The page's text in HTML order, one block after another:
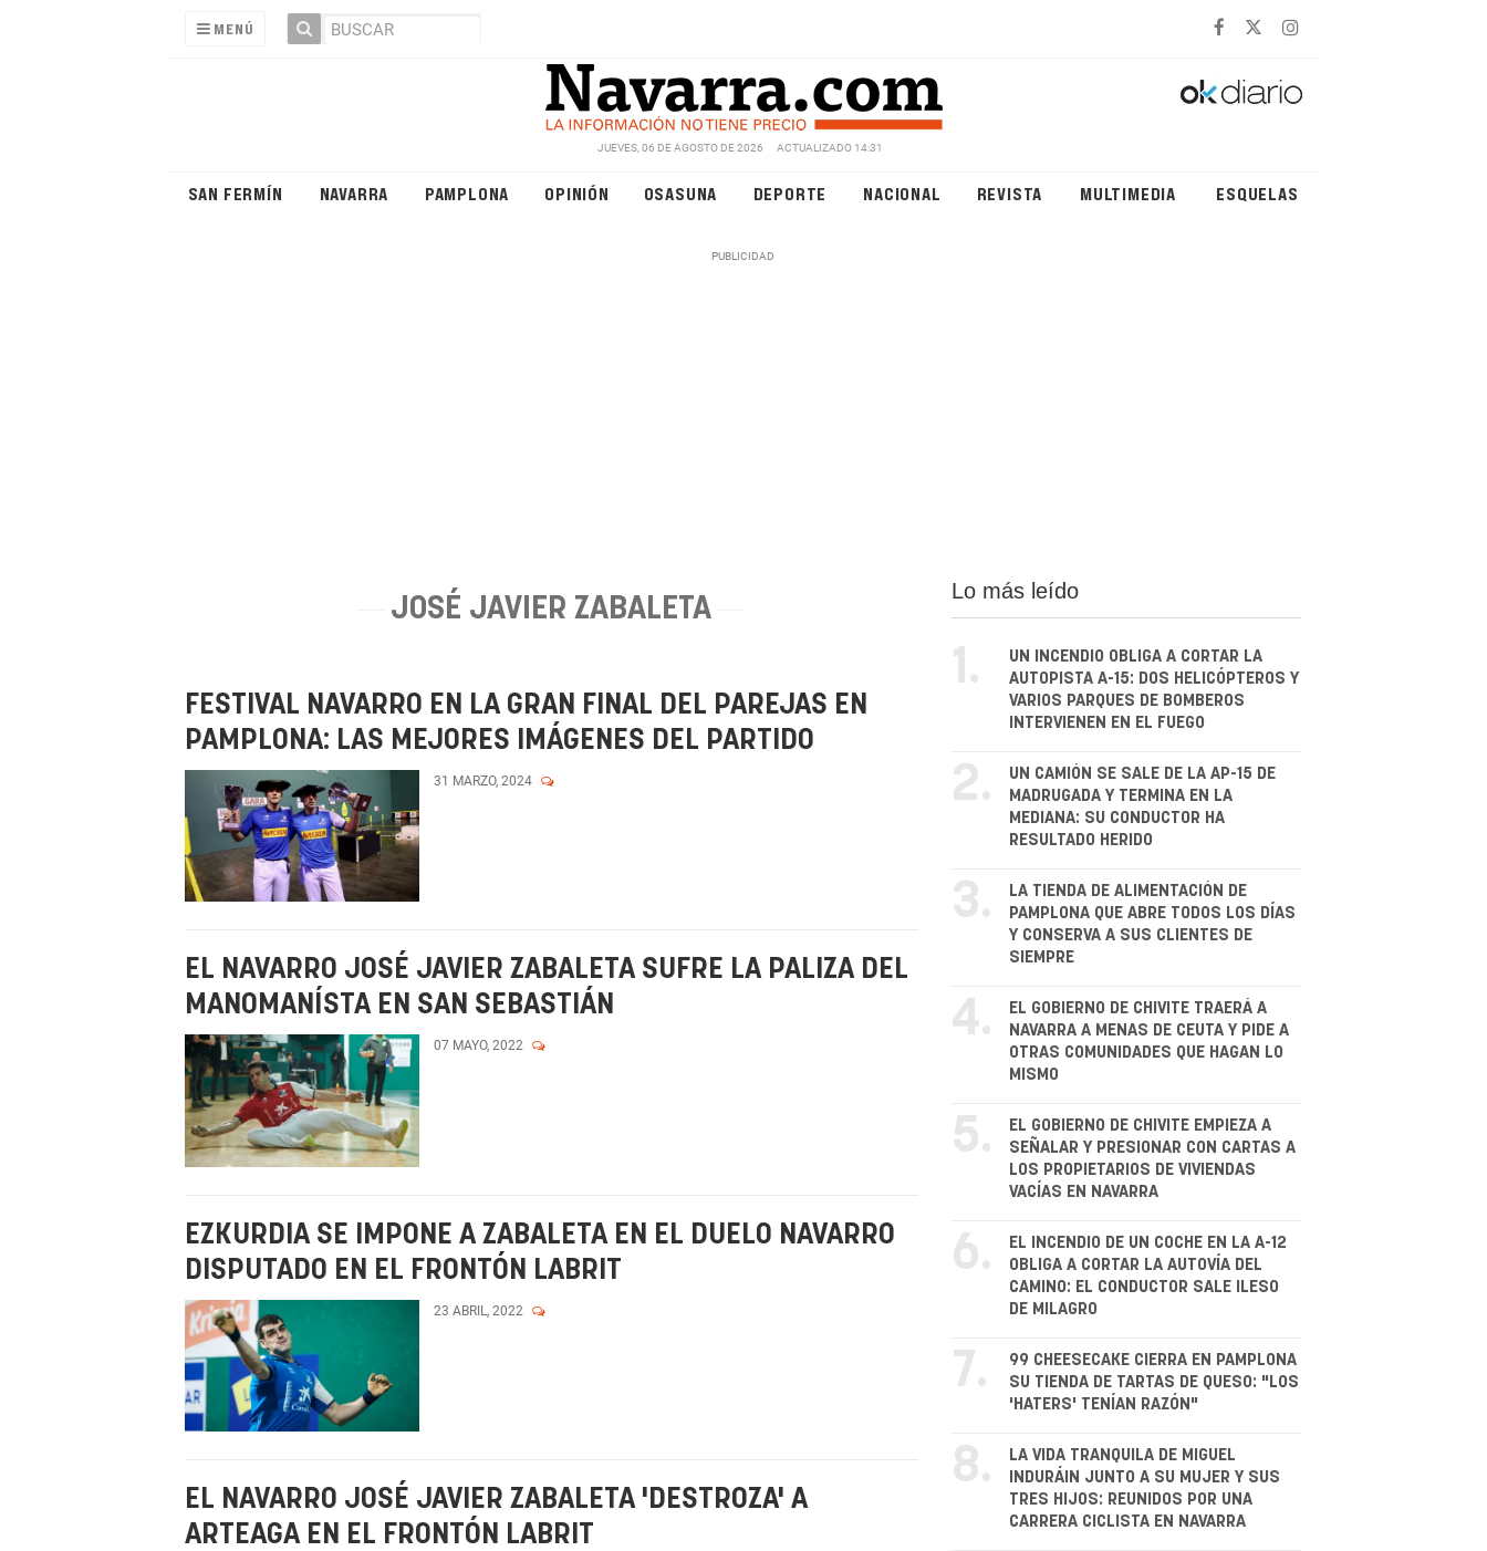
MENÚ
JUEVES, 06 DE AGOSTO DE 2026 ACTUALIZADO 14:31
SAN FERMÍN NAVARRA PAMPLONA OPINIÓN OSASUNA DEPORTE NACIONAL REVISTA MULTIMEDIA ESQUELAS
JOSÉ JAVIER ZABALETA
FESTIVAL NAVARRO EN LA GRAN FINAL DEL PAREJAS EN
PAMPLONA: LAS MEJORES IMÁGENES DEL PARTIDO
31 MARZO, 2024
EL NAVARRO JOSÉ JAVIER ZABALETA SUFRE LA PALIZA DEL
MANOMANÍSTA EN SAN SEBASTIÁN
07 MAYO, 2022
EZKURDIA SE IMPONE A ZABALETA EN EL DUELO NAVARRO
DISPUTADO EN EL FRONTÓN LABRIT
23 ABRIL, 2022
EL NAVARRO JOSÉ JAVIER ZABALETA 'DESTROZA' A
ARTEAGA EN EL FRONTÓN LABRIT
Lo más leído
1.
UN INCENDIO OBLIGA A CORTAR LA
AUTOPISTA A-15: DOS HELICÓPTEROS Y
VARIOS PARQUES DE BOMBEROS
INTERVIENEN EN EL FUEGO
2.
UN CAMIÓN SE SALE DE LA AP-15 DE
MADRUGADA Y TERMINA EN LA
MEDIANA: SU CONDUCTOR HA
RESULTADO HERIDO
3.
LA TIENDA DE ALIMENTACIÓN DE
PAMPLONA QUE ABRE TODOS LOS DÍAS
Y CONSERVA A SUS CLIENTES DE
SIEMPRE
4.
EL GOBIERNO DE CHIVITE TRAERÁ A
NAVARRA A MENAS DE CEUTA Y PIDE A
OTRAS COMUNIDADES QUE HAGAN LO
MISMO
5.
EL GOBIERNO DE CHIVITE EMPIEZA A
SEÑALAR Y PRESIONAR CON CARTAS A
LOS PROPIETARIOS DE VIVIENDAS
VACÍAS EN NAVARRA
6.
EL INCENDIO DE UN COCHE EN LA A-12
OBLIGA A CORTAR LA AUTOVÍA DEL
CAMINO: EL CONDUCTOR SALE ILESO
DE MILAGRO
7.
99 CHEESECAKE CIERRA EN PAMPLONA
SU TIENDA DE TARTAS DE QUESO: "LOS
'HATERS' TENÍAN RAZÓN"
8.
LA VIDA TRANQUILA DE MIGUEL
INDURÁIN JUNTO A SU MUJER Y SUS
TRES HIJOS: REUNIDOS POR UNA
CARRERA CICLISTA EN NAVARRA